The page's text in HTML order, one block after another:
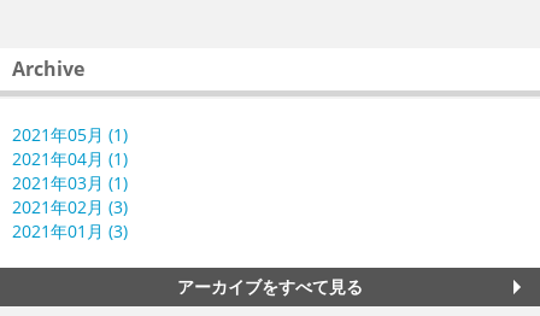
Archive
2021年05月 (1)
2021年04月 (1)
2021年03月 (1)
2021年02月 (3)
2021年01月 (3)
アーカイブをすべて見る